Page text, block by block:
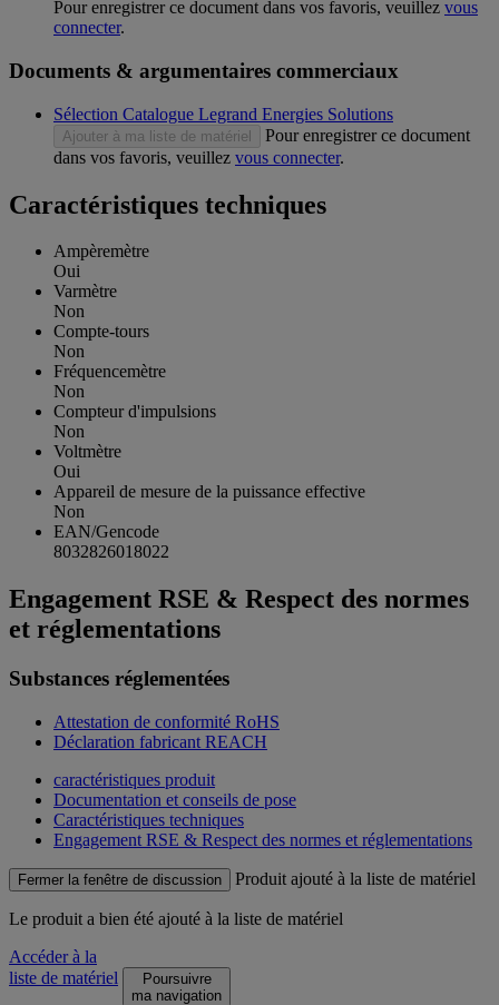
Pour enregistrer ce document dans vos favoris, veuillez vous
connecter.
Documents & argumentaires commerciaux
Sélection Catalogue Legrand Energies Solutions
Ajouter à ma liste de matériel
Pour enregistrer ce document
dans vos favoris, veuillez vous connecter.
Caractéristiques techniques
Ampèremètre
Oui
Varmètre
Non
Compte-tours
Non
Fréquencemètre
Non
Compteur d'impulsions
Non
Voltmètre
Oui
Appareil de mesure de la puissance effective
Non
EAN/Gencode
8032826018022
Engagement RSE & Respect des normes
et réglementations
Substances réglementées
Attestation de conformité RoHS
Déclaration fabricant REACH
caractéristiques produit
Documentation et conseils de pose
Caractéristiques techniques
Engagement RSE & Respect des normes et réglementations
Fermer la fenêtre de discussion Produit ajouté à la liste de matériel
Le produit a bien été ajouté à la liste de matériel
Accéder à la
liste de matériel
Poursuivre
ma navigation